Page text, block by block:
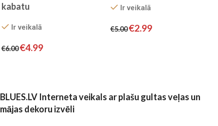
kabatu
Ir veikalā
€6.00€4.99
Ir veikalā
€5.00€2.99
BLUES.LV Interneta veikals ar plašu gultas veļas un
mājas dekoru izvēli